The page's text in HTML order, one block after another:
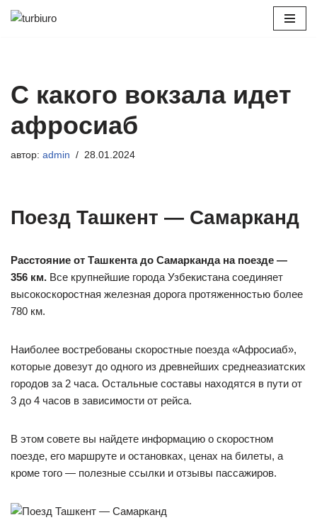
С какого вокзала идет
афросиаб
автор: admin 28.01.2024
Поезд Ташкент — Самарканд
Расстояние от Ташкента до Самарканда на поезде —
356 км. Все крупнейшие города Узбекистана соединяет
высокоскоростная железная дорога протяженностью более
780 км.
Наиболее востребованы скоростные поезда «Афросиаб»,
которые довезут до одного из древнейших среднеазиатских
городов за 2 часа. Остальные составы находятся в пути от
3 до 4 часов в зависимости от рейса.
В этом совете вы найдете информацию о скоростном
поезде, его маршруте и остановках, ценах на билеты, а
кроме того — полезные ссылки и отзывы пассажиров.